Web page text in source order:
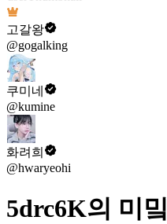
고갈왕
@gogalking
쿠미네
@kumine
화려희
@hwaryeohi
5drc6K의 미밐